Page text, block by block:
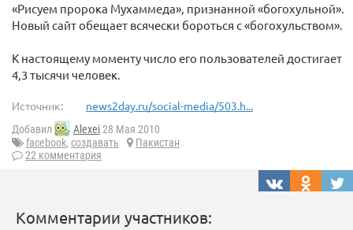
«Рисуем пророка Мухаммеда», признанной «богохульной».
Новый сайт обещает всячески бороться с «богохульством».
К настоящему моменту число его пользователей достигает
4,3 тысячи человек.
Источник: news2day.ru/social-media/503.h...
Добавил Alexei28 Мая 2010
facebook, создавать
Пакистан
22 комментария
Комментарии участников: